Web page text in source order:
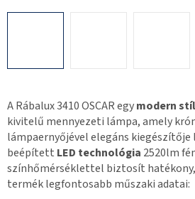
A Rábalux 3410 OSCAR egymodern
kivitelű mennyezeti lámpa, amely
lámpaernyőjével elegáns
beépített LED technológia 2520lm
színhőmérséklettel biztosít
termék legfontosabb műszaki adatai: